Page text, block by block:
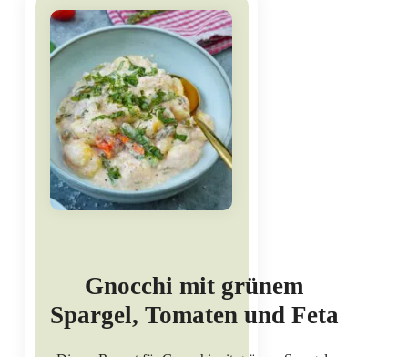
Gnocchi mit grünem
Spargel, Tomaten und Feta